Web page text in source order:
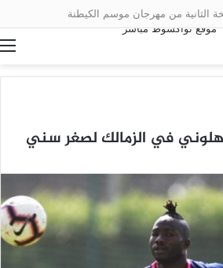
الثانية من مهرجان موسم الكيطنة
في الزمالك لصغر سني